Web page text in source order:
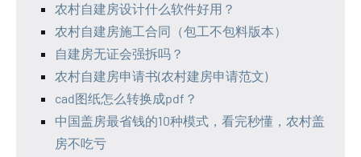
农村自建房设计什么软件好用？
农村自建房施工合同（包工不包料版本）
自建房无证会强拆吗？
农村自建房申请书(农村建房申请范文)
cad图纸怎么转换成pdf？
中国盖房最省钱的10种模式，看完秒懂，农村盖
房不吃亏